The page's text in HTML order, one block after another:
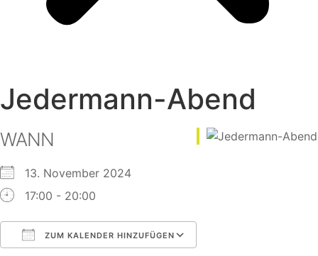
Jedermann-Abend
WANN
13. November 2024
17:00 - 20:00
ZUM KALENDER HINZUFÜGEN